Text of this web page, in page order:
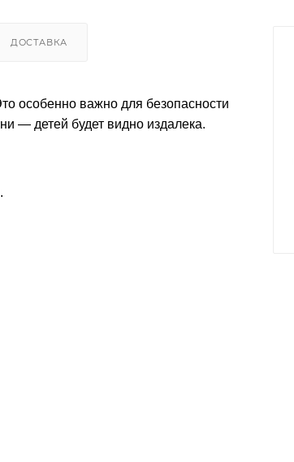
ДОСТАВКА
особенно важно для безопасности
— детей будет видно издалека.